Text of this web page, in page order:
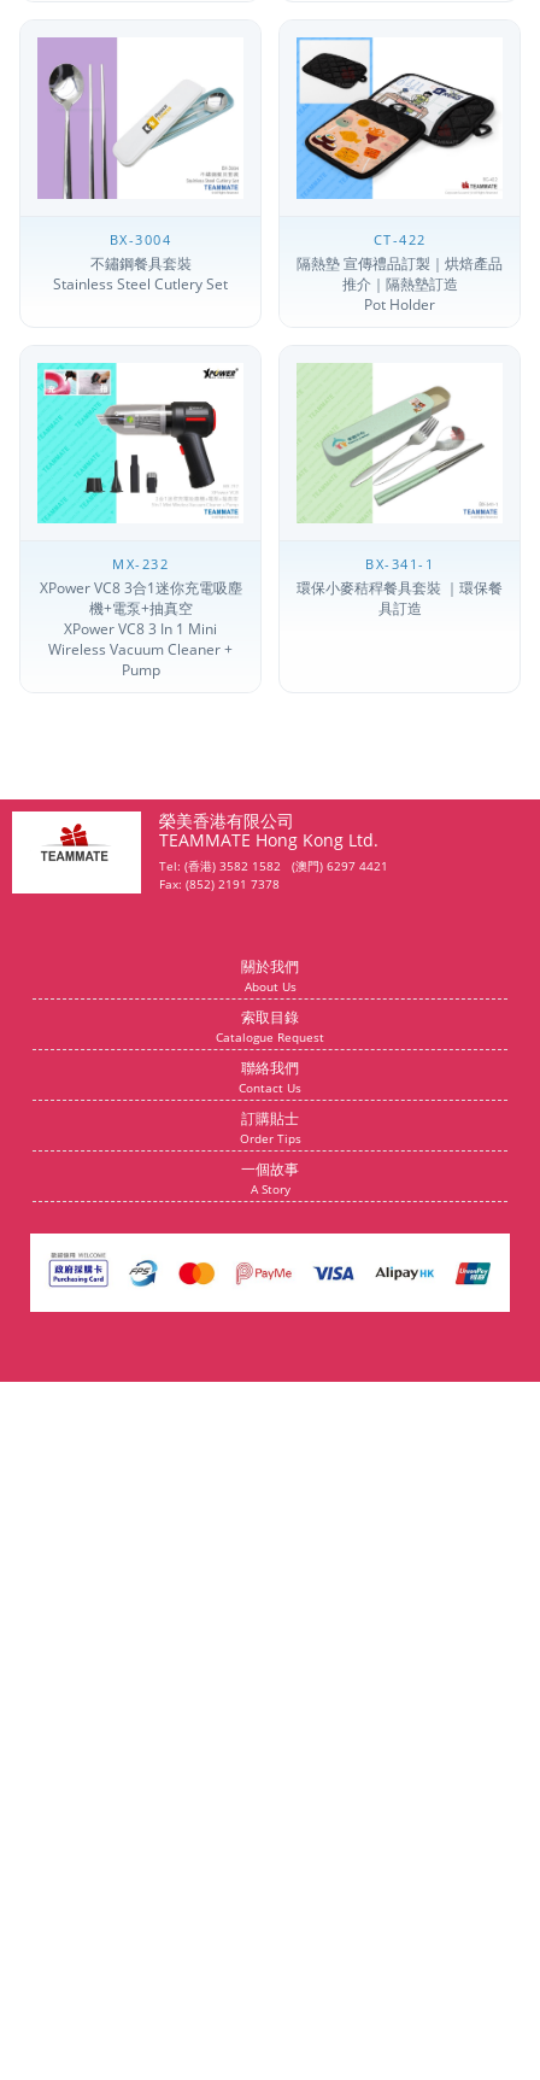
BX-3004
不鏽鋼餐具套裝
Stainless Steel Cutlery Set
CT-422
隔熱墊 宣傳禮品訂製｜烘焙產品
推介｜隔熱墊訂造
Pot Holder
MX-232
XPower VC8 3合1迷你充電吸塵
機+電泵+抽真空
XPower VC8 3 In 1 Mini
Wireless Vacuum Cleaner +
Pump
BX-341-1
環保小麥秸稈餐具套裝 ｜環保餐
具訂造
榮美香港有限公司
TEAMMATE Hong Kong Ltd.
Tel: (香港) 3582 1582 (澳門) 6297 4421
Fax: (852) 2191 7378
關於我們
About Us
索取目錄
Catalogue Request
聯絡我們
Contact Us
訂購貼士
Order Tips
一個故事
A Story